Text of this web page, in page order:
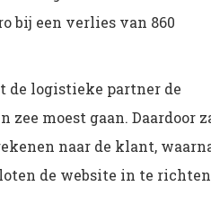
bij een verlies van 860
de logistieke partner de
moest gaan. Daardoor
naar de klant,
de website in te richten